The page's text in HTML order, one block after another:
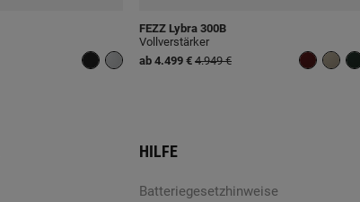
FEZZ Lybra 300B
Vollverstärker
ab 4.499 € 4.949 €
HILFE
Batteriegesetzhinweise